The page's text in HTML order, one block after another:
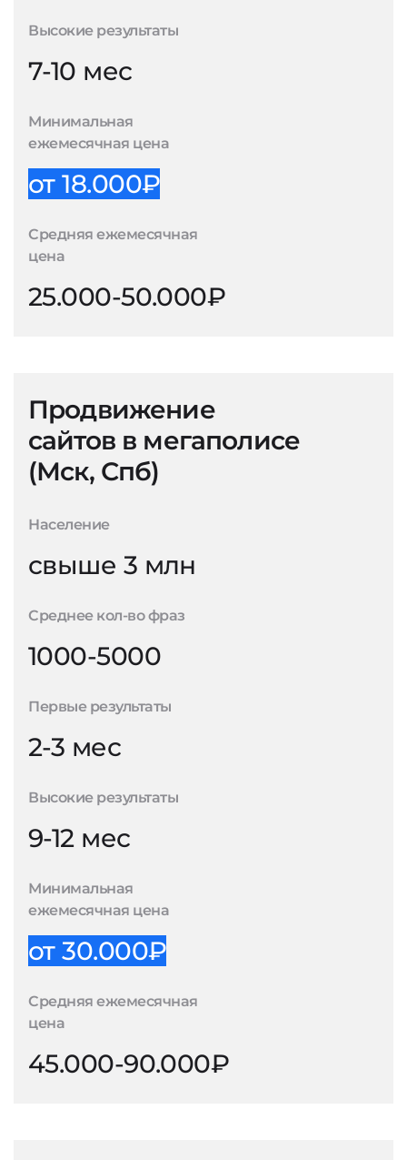
Высокие результаты
7-10 мес
Минимальная
ежемесячная цена
от 18.000₽
Средняя ежемесячная
цена
25.000-50.000₽
Продвижение
сайтов в мегаполисе
(Мск, Спб)
Население
свыше 3 млн
Среднее кол-во фраз
1000-5000
Первые результаты
2-3 мес
Высокие результаты
9-12 мес
Минимальная
ежемесячная цена
от 30.000₽
Средняя ежемесячная
цена
45.000-90.000₽